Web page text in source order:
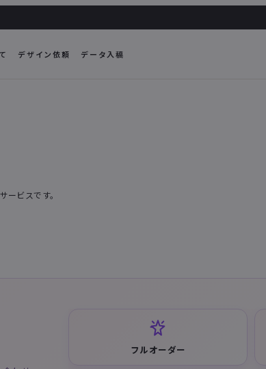
デザイン依頼 データ入稿
ビスです。
フルオーダー